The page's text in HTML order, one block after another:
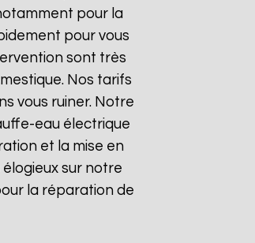
pour la
pour vous
sont très
Nos tarifs
vous ruiner. Notre
eau électrique
et la mise en
sur notre
la réparation de